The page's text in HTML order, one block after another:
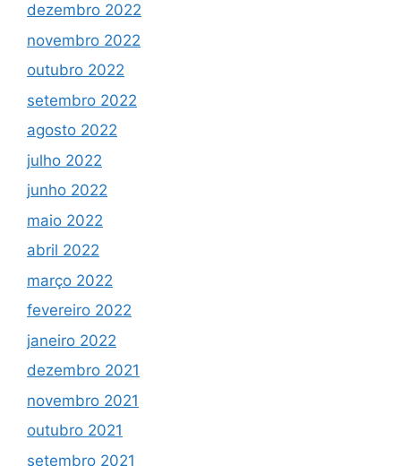
dezembro 2022
novembro 2022
outubro 2022
setembro 2022
agosto 2022
julho 2022
junho 2022
maio 2022
abril 2022
março 2022
fevereiro 2022
janeiro 2022
dezembro 2021
novembro 2021
outubro 2021
setembro 2021